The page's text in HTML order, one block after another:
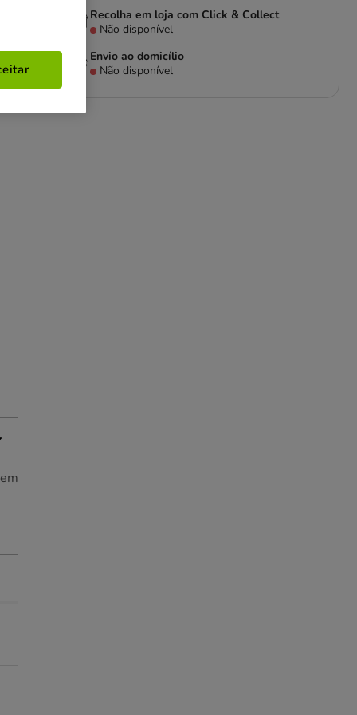
Recolha em loja com Click & Collect
Não disponível
Envio ao domicílio
Não disponível